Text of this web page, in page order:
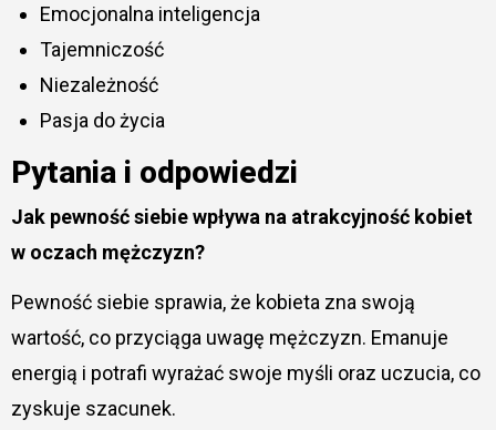
Emocjonalna inteligencja
Tajemniczość
Niezależność
Pasja do życia
Pytania i odpowiedzi
Jak pewność siebie wpływa na atrakcyjność kobiet
w oczach mężczyzn?
Pewność siebie sprawia, że kobieta zna swoją
wartość, co przyciąga uwagę mężczyzn. Emanuje
energią i potrafi wyrażać swoje myśli oraz uczucia, co
zyskuje szacunek.